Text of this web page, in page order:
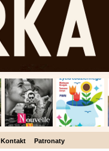
Kontakt
Patronaty